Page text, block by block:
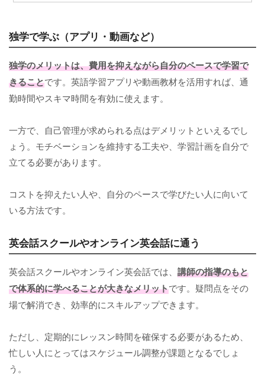
独学で学ぶ（アプリ・動画など）
独学のメリットは、費用を抑えながら自分のペースで学習で
きることです。英語学習アプリや動画教材を活用すれば、通
勤時間やスキマ時間を有効に使えます。
一方で、自己管理が求められる点はデメリットといえるでし
ょう。モチベーションを維持する工夫や、学習計画を自分で
立てる必要があります。
コストを抑えたい人や、自分のペースで学びたい人に向いて
いる方法です。
英会話スクールやオンライン英会話に通う
英会話スクールやオンライン英会話では、 講師の指導のもと
で体系的に学べることが大きなメリットです。疑問点をその
場で解消でき、効率的にスキルアップできます。
ただし、定期的にレッスン時間を確保する必要があるため、
忙しい人にとってはスケジュール調整が課題となるでしょ
う。